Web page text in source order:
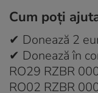
Cum poţi
✔ Donează 2
✔ Donează în
RO29 RZBR
RO02 RZBR